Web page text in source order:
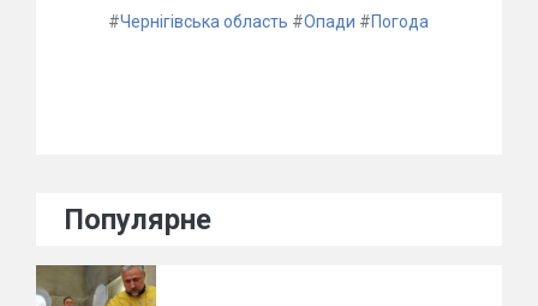
#Чернігівська область #Опади #Погода
Популярне